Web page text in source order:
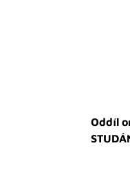
Oddíl